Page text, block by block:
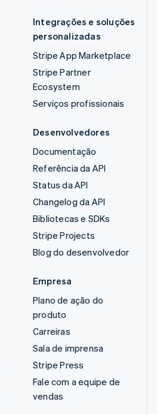
Integrações e soluções
personalizadas
Stripe App Marketplace
Stripe Partner
Ecosystem
Serviços profissionais
Desenvolvedores
Documentação
Referência da API
Status da API
Changelog da API
Bibliotecas e SDKs
Stripe Projects
Blog do desenvolvedor
Empresa
Plano de ação do
produto
Carreiras
Sala de imprensa
Stripe Press
Fale com a equipe de
vendas